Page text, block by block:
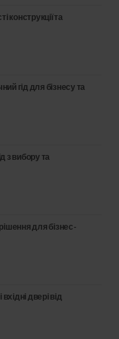
конструкції та
гід для бізнесу та
з вибору та
для бізнес-
двері від